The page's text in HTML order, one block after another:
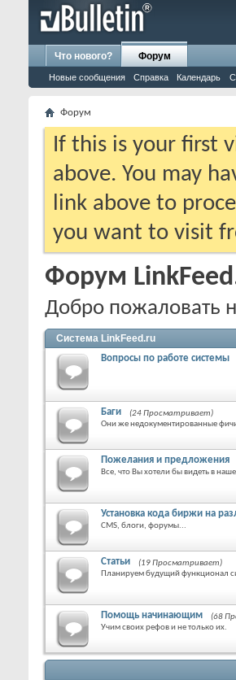
Что нового? Форум
Новые сообщения Справка Календарь
Форум
If this is your first
above. You may
link above to
you want to visit
Форум
Добро пожаловать
Система LinkFeed.ru
Вопросы по работе системы
Баги
(24 Просматривает)
Они же недокументированные
Пожелания и предложения
Все, что Вы хотели бы видеть в
Установка кода биржи на
CMS, блоги, форумы...
Статьи
(19 Просматривает)
Планируем будущий функционал
Помощь начинающим
(68
Учим своих рефов и не только их.